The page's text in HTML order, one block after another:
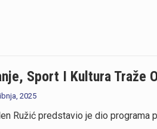
Sport I Kultura Traže
2025
Ružić predstavio je dio programa